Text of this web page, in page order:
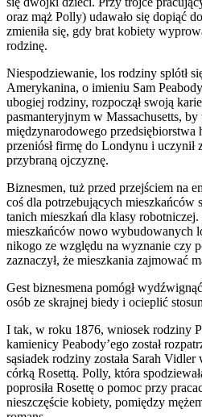
oraz mąż Polly) udawało się dopiąć
zmieniła się, gdy brat kobiety
rodzinę.
Niespodziewanie, los rodziny splótł
Amerykanina, o imieniu Sam
ubogiej rodziny, rozpoczął swoją
pasmanteryjnym w Massachusetts,
międzynarodowego
przeniósł firmę do Londynu i
przybraną ojczyznę.
Biznesmen, tuż przed przejściem na
coś dla potrzebujących mieszkańców
tanich mieszkań dla klasy
mieszkańców nowo wybudowanych
nikogo ze względu na wyznanie czy
zaznaczył, że mieszkania zajmować
Gest biznesmena pomógł
osób ze skrajnej biedy i ocieplić
I tak, w roku 1876, wniosek rodziny
kamienicy Peabody’ego został
sąsiadek rodziny została Sarah
córką Rosettą. Polly, która
poprosiła Rosettę o pomoc przy
nieszczęście kobiety, pomiędzy